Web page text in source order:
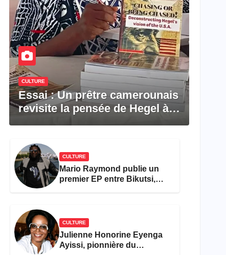
CULTURE
Essai : Un prêtre camerounais
revisite la pensée de Hegel à
CULTURE
Mario Raymond publie un
premier EP entre Bikutsi,
CULTURE
Julienne Honorine Eyenga
Ayissi, pionnière du